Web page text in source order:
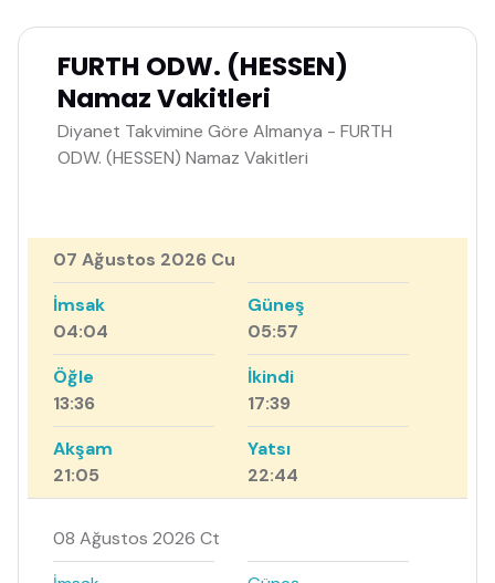
FURTH ODW. (HESSEN)
Namaz Vakitleri
Diyanet Takvimine Göre Almanya - FURTH
ODW. (HESSEN) Namaz Vakitleri
07 Ağustos 2026 Cu
İmsak
04:04
Güneş
05:57
Öğle
13:36
İkindi
17:39
Akşam
21:05
Yatsı
22:44
08 Ağustos 2026 Ct